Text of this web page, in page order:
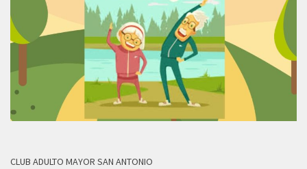
CLUB ADULTO MAYOR SAN ANTONIO